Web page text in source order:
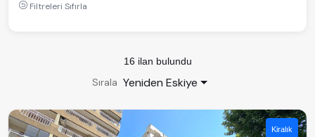
Filtreleri Sıfırla
16 ilan bulundu
Sırala Yeniden Eskiye
Kiralık